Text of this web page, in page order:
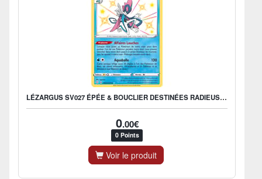
LÉZARGUS SV027 ÉPÉE & BOUCLIER DESTINÉES RADIEUSES EB045
0.00€
0 Points
Voir le produit